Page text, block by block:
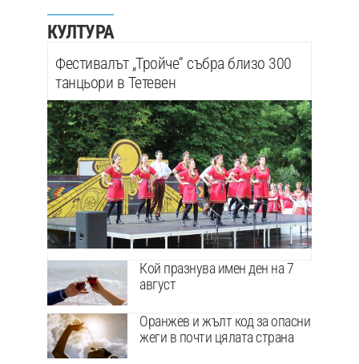
КУЛТУРА
Фестивалът „Тройче“ събра близо 300
танцьори в Тетевен
Кой празнува имен ден на 7
август
Оранжев и жълт код за опасни
жеги в почти цялата страна